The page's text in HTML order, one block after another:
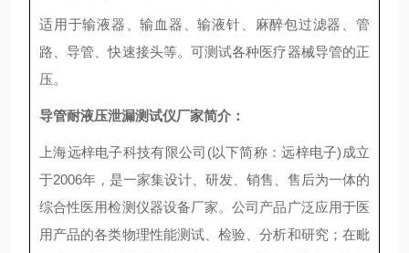
适用于输液器、输血器、输液针、麻醉包过滤器、管
路、导管、快速接头等。可测试各种医疗器械导管的正
压。
导管耐液压泄漏测试仪厂家简介：
上海远梓电子科技有限公司 (以下简称：远梓电子) 成立
于2006年，是一家集设计、研发 、销售、售后为一体的
综合性医用检测仪器设备厂家。公司产品广泛应用于医
用产品的各类物理性能测试、检验、分析和研究；在毗